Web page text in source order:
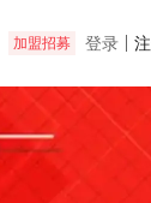
加盟招募 登录